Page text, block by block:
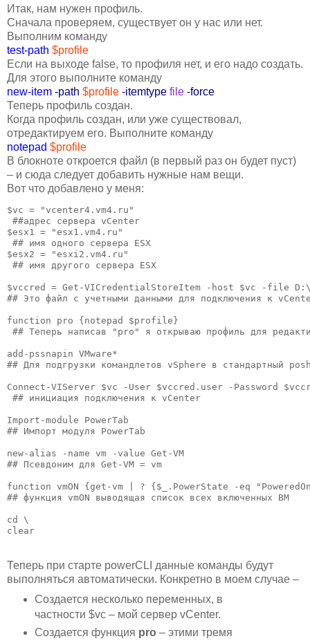
Итак, нам нужен профиль.
Сначала проверяем, существует он у нас или нет.
Выполним команду
test-path $profile
Если на выходе false, то профиля нет, и его надо создать.
Для этого выполните команду
new-item -path $profile -itemtype file -force
Теперь профиль создан.
Когда профиль создан, или уже существовал,
отредактируем его. Выполните команду
notepad $profile
В блокноте откроется файл (в первый раз он будет пуст)
– и сюда следует добавить нужные нам вещи.
Вот что добавлено у меня:
$vc = "vcenter4.vm4.ru"
##адрес сервера vCenter
$esx1 = "esx1.vm4.ru"
## имя одного сервера ESX
$esx2 = "esxi2.vm4.ru"
## имя другого сервера ESX
$vccred = Get-VICredentialStoreItem -host $vc -file
## Это файл с учетными данными для подключения к
function pro {notepad $profile}
## Теперь написав "pro" я открываю профиль для
add-pssnapin VMware*
## Для подгрузки командлетов vSphere в стандартный
Connect-VIServer $vc -User $vccred.user -Password
## инициация подключения к vCenter
Import-module PowerTab
## Импорт модуля PowerTab
new-alias -name vm -value Get-VM
## Псевдоним для Get-VM = vm
function vmON {get-vm | ? {$_.PowerState -eq
## функция vmON выводящая список всех включенных ВМ
cd \
Теперь при старте powerCLI данные команды будут
выполняться автоматически. Конкретно в моем случае –
Создается несколько переменных, в
частности $vc – мой сервер vCenter.
Создается функция pro – этими тремя